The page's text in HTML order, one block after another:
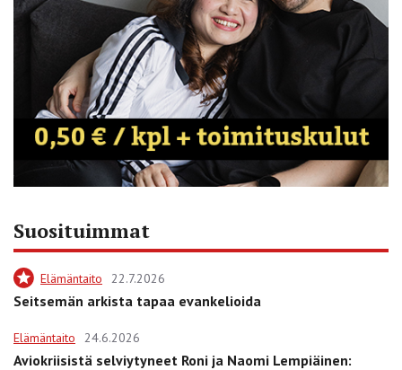
Suosituimmat
Elämäntaito 22.7.2026
Seitsemän arkista tapaa evankelioida
Elämäntaito 24.6.2026
Aviokriisistä selviytyneet Roni ja Naomi Lempiäinen: